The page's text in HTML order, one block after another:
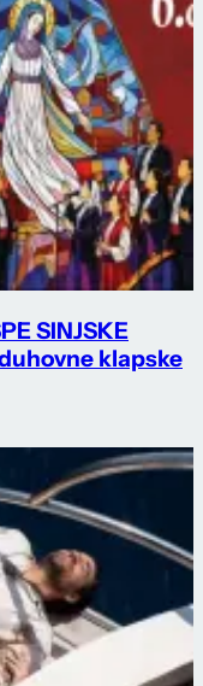
SINJSKE
klapske